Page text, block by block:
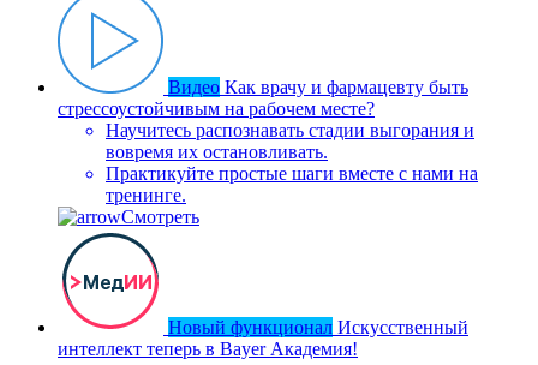
Видео Как врачу и фармацевту быть
стрессоустойчивым на рабочем месте?
Научитесь распознавать стадии выгорания и
вовремя их остановливать.
Практикуйте простые шаги вместе с нами на
тренинге.
Смотреть
Новый функционал Искусственный
интеллект теперь в Bayer Академия!